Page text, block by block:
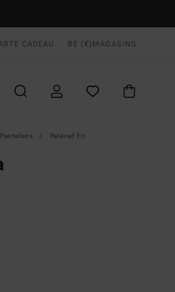
CADEAU BE (€) MAGASINS
Pantalons Relaxed Fit